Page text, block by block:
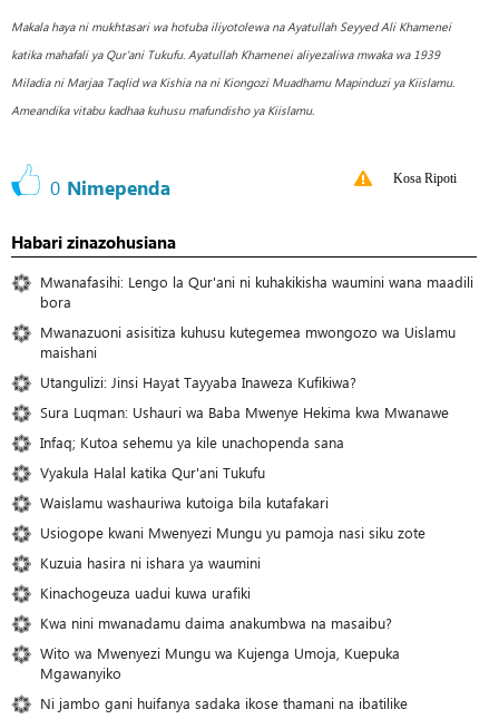
Makala haya ni mukhtasari wa hotuba iliyotolewa na Ayatullah Seyyed Ali Khamenei
katika mahafali ya Qur'ani Tukufu. Ayatullah Khamenei aliyezaliwa mwaka wa 1939
Miladia ni Marjaa Taqlid wa Kishia na ni Kiongozi Muadhamu Mapinduzi ya Kiislamu.
Ameandika vitabu kadhaa kuhusu mafundisho ya Kiislamu.
0 Nimependa Kosa Ripoti
Habari zinazohusiana
Mwanafasihi: Lengo la Qur'ani ni kuhakikisha waumini wana maadili
bora
Mwanazuoni asisitiza kuhusu kutegemea mwongozo wa Uislamu
maishani
Utangulizi: Jinsi Hayat Tayyaba Inaweza Kufikiwa?
Sura Luqman: Ushauri wa Baba Mwenye Hekima kwa Mwanawe
Infaq; Kutoa sehemu ya kile unachopenda sana
Vyakula Halal katika Qur'ani Tukufu
Waislamu washauriwa kutoiga bila kutafakari
Usiogope kwani Mwenyezi Mungu yu pamoja nasi siku zote
Kuzuia hasira ni ishara ya waumini
Kinachogeuza uadui kuwa urafiki
Kwa nini mwanadamu daima anakumbwa na masaibu?
Wito wa Mwenyezi Mungu wa Kujenga Umoja, Kuepuka
Mgawanyiko
Ni jambo gani huifanya sadaka ikose thamani na ibatilike